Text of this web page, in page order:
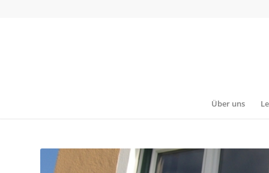
Über uns